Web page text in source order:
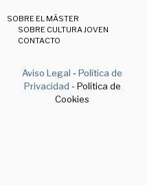
SOBRE EL MÁSTER
SOBRE CULTURA JOVEN
CONTACTO
Aviso Legal -Política de
Privacidad - Política de
Cookies